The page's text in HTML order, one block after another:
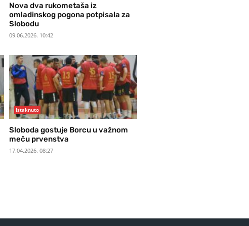
Nova dva rukometaša iz
omladinskog pogona potpisala za
Slobodu
09.06.2026. 10:42
Istaknuto
Sloboda gostuje Borcu u važnom
meču prvenstva
17.04.2026. 08:27